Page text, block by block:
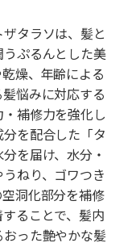
タラソは、髪と
ぷるんとした美
燥、年齢による
悩みに対応する
補修力を強化し
を配合した「タ
を届け、水分・
ねり、ゴワつき
洞化部分を補修
ることで、髪内
った艶やかな髪